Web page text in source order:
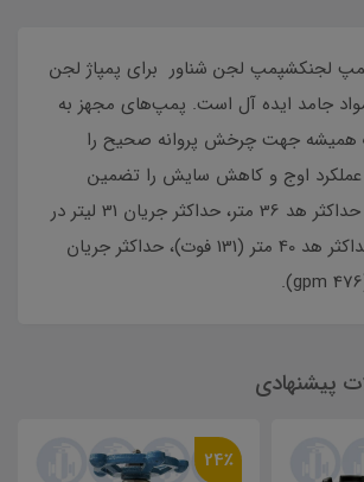
لجنکشپمپ لجن شناور برای پمپاژ لجن
جامد ایده آل است. پمپ‌های مجهز به
همیشه جهت چرخش پروانه صحیح را
اوج و کاهش سایش را تضمین
می‌کند. 50 هرتز: حداکثر هد 36 متر، حداکثر جریان 31 لیتر در
ثانیه. 60 هرتز: حداکثر هد 40 متر (131 فوت)، حداکثر جریان
پیشنهادی
24٪